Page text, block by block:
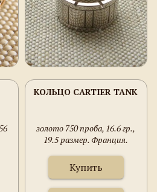
КОЛЬЦО CARTIER TANK
золото 750 проба, 16.6 гр.,
19.5 размер. Франция.
Купить